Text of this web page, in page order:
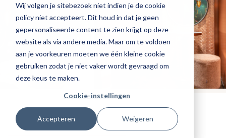
Wij volgen je sitebezoek niet indien je de cookie
policy niet accepteert. Dit houd in dat je geen
gepersonaliseerde content te zien krijgt op deze
website als via andere media. Maar om te voldoen
aan je voorkeuren moeten we één kleine cookie
gebruiken zodat je niet vaker wordt gevraagd om
deze keus te maken.
Cookie-instellingen
Accepteren Weigeren
Tags:promotioneel
Gepubliceerd op: 15 januari 2024